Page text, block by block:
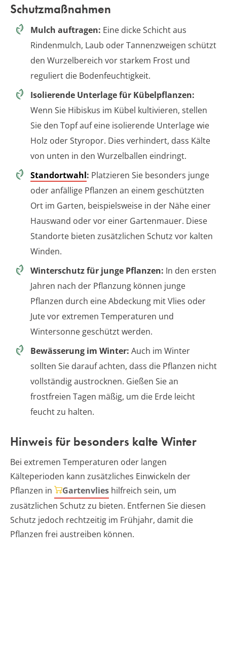
Schutzmaßnahmen
Mulch auftragen: Eine dicke Schicht aus
Rindenmulch, Laub oder Tannenzweigen schützt
den Wurzelbereich vor starkem Frost und
reguliert die Bodenfeuchtigkeit.
Isolierende Unterlage für Kübelpflanzen:
Wenn Sie Hibiskus im Kübel kultivieren, stellen
Sie den Topf auf eine isolierende Unterlage wie
Holz oder Styropor. Dies verhindert, dass Kälte
von unten in den Wurzelballen eindringt.
Standortwahl: Platzieren Sie besonders junge
oder anfällige Pflanzen an einem geschützten
Ort im Garten, beispielsweise in der Nähe einer
Hauswand oder vor einer Gartenmauer. Diese
Standorte bieten zusätzlichen Schutz vor kalten
Winden.
Winterschutz für junge Pflanzen: In den ersten
Jahren nach der Pflanzung können junge
Pflanzen durch eine Abdeckung mit Vlies oder
Jute vor extremen Temperaturen und
Wintersonne geschützt werden.
Bewässerung im Winter: Auch im Winter
sollten Sie darauf achten, dass die Pflanzen nicht
vollständig austrocknen. Gießen Sie an
frostfreien Tagen mäßig, um die Erde leicht
feucht zu halten.
Hinweis für besonders kalte Winter
Bei extremen Temperaturen oder langen
Kälteperioden kann zusätzliches Einwickeln der
Pflanzen in
Gartenvlies hilfreich sein, um
zusätzlichen Schutz zu bieten. Entfernen Sie diesen
Schutz jedoch rechtzeitig im Frühjahr, damit die
Pflanzen frei austreiben können.